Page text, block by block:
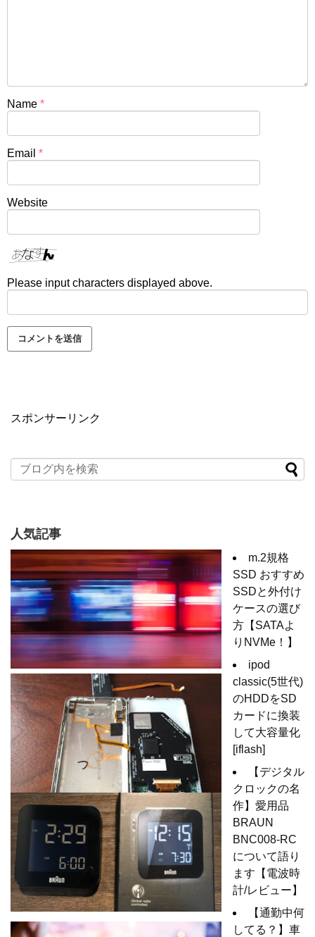
Name *
Email *
Website
Please input characters displayed above.
スポンサーリンク
人気記事
m.2規格
SSD おすすめ
SSDと外付け
ケースの選び
方【SATAよ
りNVMe！】
ipod
classic(5世代)
のHDDをSD
カードに換装
して大容量化
[iflash]
【デジタル
クロックの名
作】愛用品
BRAUN
BNC008-RC
について語り
ます【電波時
計/レビュー】
【通勤中何
してる？】車